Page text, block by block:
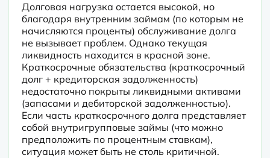
Долговая нагрузка остается высокой, но
благодаря внутренним займам (по которым не
начисляются проценты) обслуживание долга
не вызывает проблем. Однако текущая
ликвидность находится в красной зоне.
Краткосрочные обязательства (краткосрочный
долг + кредиторская задолженность)
недостаточно покрыты ликвидными активами
(запасами и дебиторской задолженностью).
Если часть краткосрочного долга представляет
собой внутригрупповые займы (что можно
предположить по процентным ставкам),
ситуация может быть не столь критичной.